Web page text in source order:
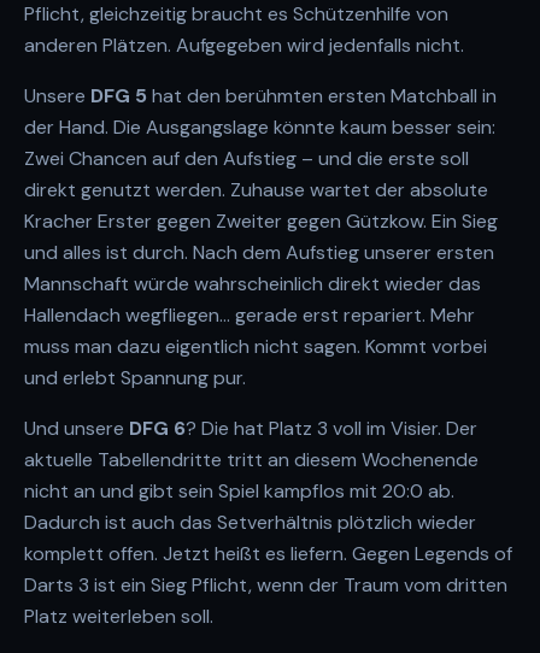
Pflicht, gleichzeitig braucht es Schützenhilfe von
anderen Plätzen. Aufgegeben wird jedenfalls nicht.
Unsere DFG 5 hat den berühmten ersten Matchball in
der Hand. Die Ausgangslage könnte kaum besser sein:
Zwei Chancen auf den Aufstieg – und die erste soll
direkt genutzt werden. Zuhause wartet der absolute
Kracher Erster gegen Zweiter gegen Gützkow. Ein Sieg
und alles ist durch. Nach dem Aufstieg unserer ersten
Mannschaft würde wahrscheinlich direkt wieder das
Hallendach wegfliegen… gerade erst repariert. Mehr
muss man dazu eigentlich nicht sagen. Kommt vorbei
und erlebt Spannung pur.
Und unsere DFG 6? Die hat Platz 3 voll im Visier. Der
aktuelle Tabellendritte tritt an diesem Wochenende
nicht an und gibt sein Spiel kampflos mit 20:0 ab.
Dadurch ist auch das Setverhältnis plötzlich wieder
komplett offen. Jetzt heißt es liefern. Gegen Legends of
Darts 3 ist ein Sieg Pflicht, wenn der Traum vom dritten
Platz weiterleben soll.